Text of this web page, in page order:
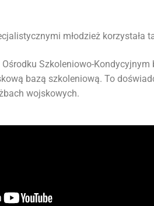
młodzież korzystała
Szkoleniowo-
bazą szkoleniową. To
wojskowych.